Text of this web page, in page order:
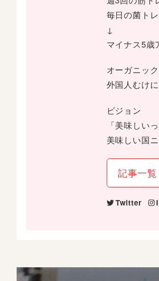
毎日の菌トレ
↓
マイナス5歳
オーガニッ
外国人むけ
ビジョン
「美味しい
美味しい国
記事一覧
Twitter